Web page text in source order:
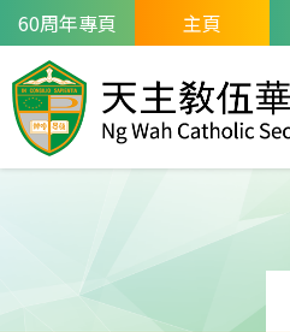
移至主內容
60周年專頁 主頁